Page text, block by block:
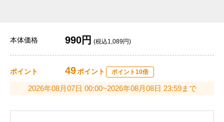
本体価格 990円 (税込1,089円)
ポイント 49ポイント ポイント10倍
2026年08月07日 00:00~2026年08月08日 23:59まで